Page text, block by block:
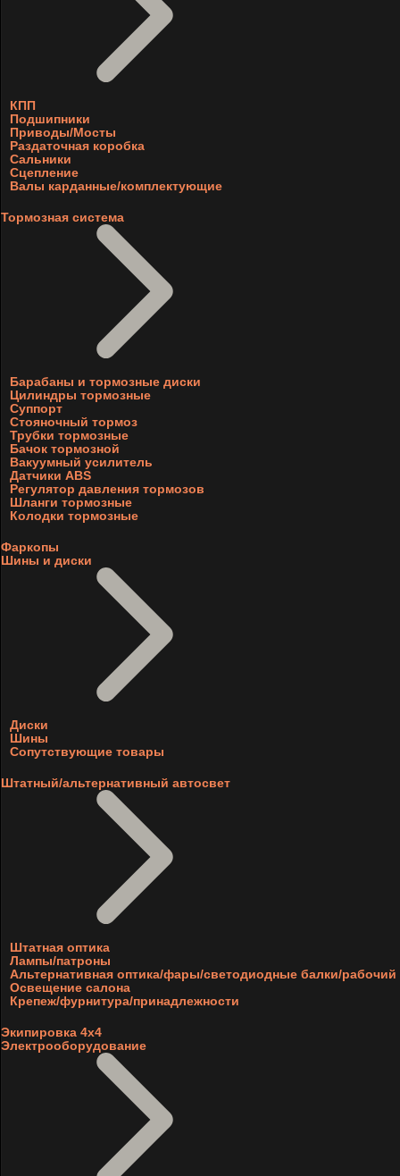
КПП
Подшипники
Приводы/Мосты
Раздаточная коробка
Сальники
Сцепление
Валы карданные/комплектующие
Тормозная система
Барабаны и тормозные диски
Цилиндры тормозные
Суппорт
Стояночный тормоз
Трубки тормозные
Бачок тормозной
Вакуумный усилитель
Датчики ABS
Регулятор давления тормозов
Шланги тормозные
Колодки тормозные
Фаркопы
Шины и диски
Диски
Шины
Сопутствующие товары
Штатный/альтернативный автосвет
Штатная оптика
Лампы/патроны
Альтернативная оптика/фары/светодиодные балки/рабочий
Освещение салона
Крепеж/фурнитура/принадлежности
Экипировка 4х4
Электрооборудование